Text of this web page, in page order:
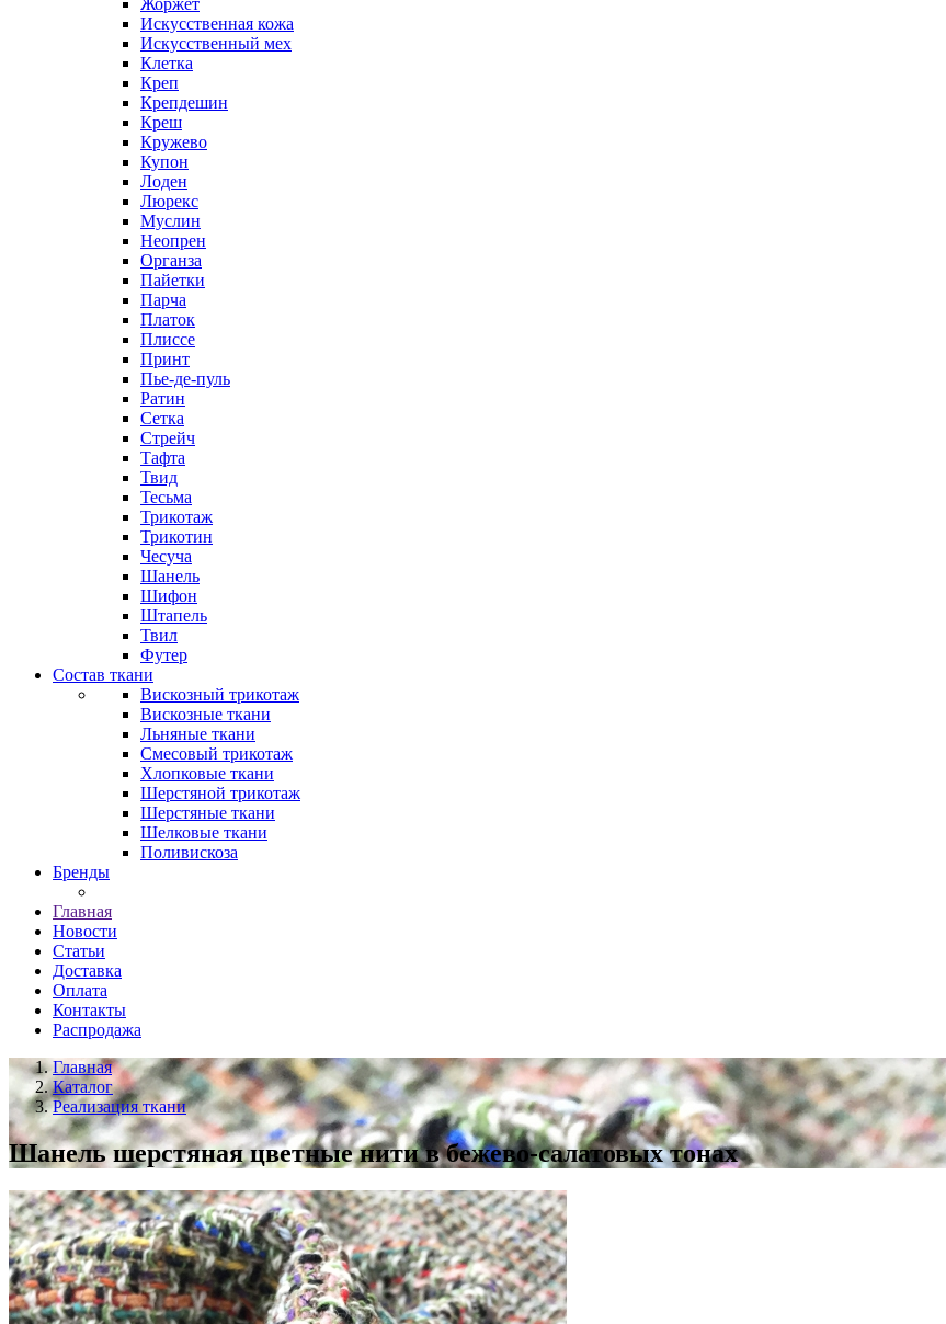
Жоржет
Искусственная кожа
Искусственный мех
Клетка
Креп
Крепдешин
Креш
Кружево
Купон
Лоден
Люрекс
Муслин
Неопрен
Органза
Пайетки
Парча
Платок
Плиссе
Принт
Пье-де-пуль
Ратин
Сетка
Стрейч
Тафта
Твид
Тесьма
Трикотаж
Трикотин
Чесуча
Шанель
Шифон
Штапель
Твил
Футер
Состав ткани
Вискозный трикотаж
Вискозные ткани
Льняные ткани
Смесовый трикотаж
Хлопковые ткани
Шерстяной трикотаж
Шерстяные ткани
Шелковые ткани
Поливискоза
Бренды
Главная
Новости
Статьи
Доставка
Оплата
Контакты
Распродажа
Главная
Каталог
Реализация ткани
Шанель шерстяная цветные нити в бежево-салатовых тонах